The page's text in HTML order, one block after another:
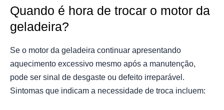
Quando é hora de trocar o motor da
geladeira?
Se o motor da geladeira continuar apresentando
aquecimento excessivo mesmo após a manutenção,
pode ser sinal de desgaste ou defeito irreparável.
Sintomas que indicam a necessidade de troca incluem: